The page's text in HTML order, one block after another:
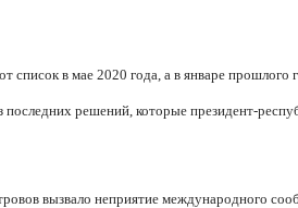
в мае 2020 года, а в январе прошлого
решений, которые президент-
вызвало неприятие международного